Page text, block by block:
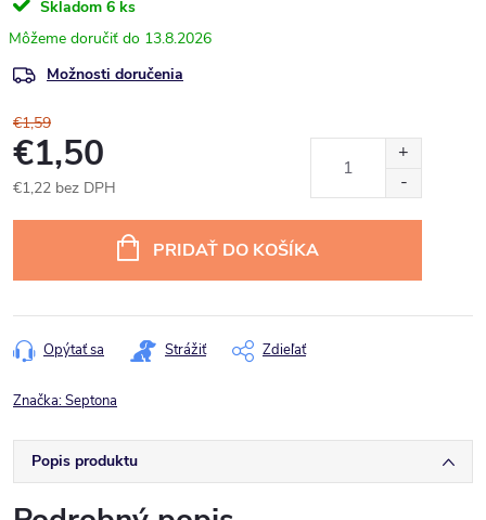
Skladom 6 ks
13.8.2026
Možnosti doručenia
€1,59
€1,50
€1,22 bez DPH
PRIDAŤ DO KOŠÍKA
Opýtať sa Strážiť Zdieľať
Značka:Septona
Popis produktu